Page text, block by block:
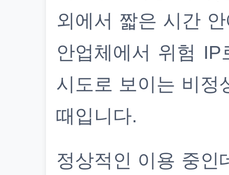
외에서 짧은 시간
안업체에서 위험
시도로 보이는 비정
때입니다.
정상적인 이용 중인